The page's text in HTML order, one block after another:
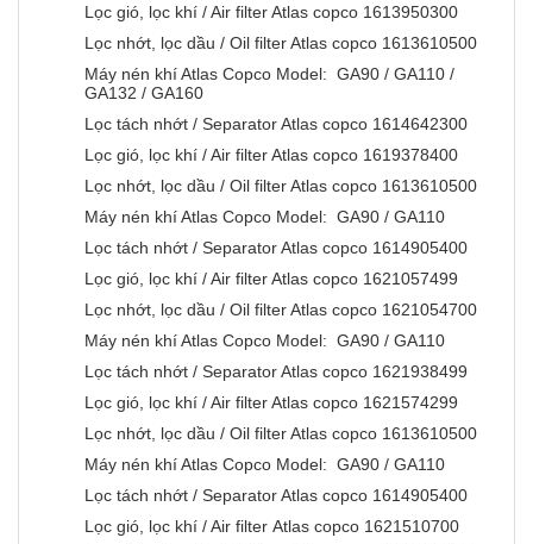
Lọc gió, lọc khí / Air filter Atlas copco 1613950300
Lọc nhớt, lọc dầu / Oil filter Atlas copco 1613610500
Máy nén khí Atlas Copco Model: GA90 / GA110 /
GA132 / GA160
Lọc tách nhớt / Separator Atlas copco 1614642300
Lọc gió, lọc khí / Air filter Atlas copco 1619378400
Lọc nhớt, lọc dầu / Oil filter Atlas copco 1613610500
Máy nén khí Atlas Copco Model: GA90 / GA110
Lọc tách nhớt / Separator Atlas copco 1614905400
Lọc gió, lọc khí / Air filter Atlas copco 1621057499
Lọc nhớt, lọc dầu / Oil filter Atlas copco 1621054700
Máy nén khí Atlas Copco Model: GA90 / GA110
Lọc tách nhớt / Separator Atlas copco 1621938499
Lọc gió, lọc khí / Air filter Atlas copco 1621574299
Lọc nhớt, lọc dầu / Oil filter Atlas copco 1613610500
Máy nén khí Atlas Copco Model: GA90 / GA110
Lọc tách nhớt / Separator Atlas copco 1614905400
Lọc gió, lọc khí / Air filter Atlas copco 1621510700